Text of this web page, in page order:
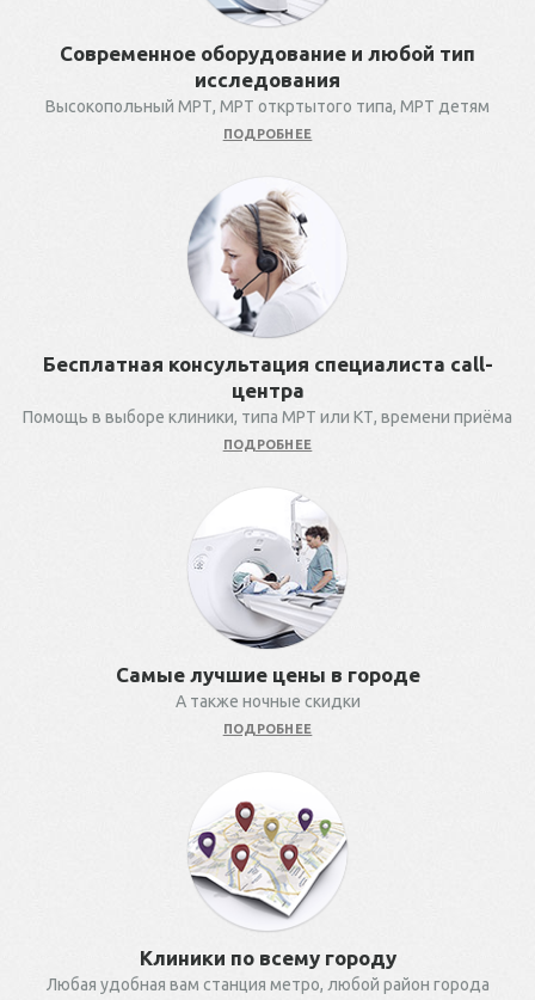
Современное оборудование и любой тип
исследования
Высокопольный МРТ, МРТ откртытого типа, МРТ детям
ПОДРОБНЕЕ
Бесплатная консультация специалиста call-
центра
Помощь в выборе клиники, типа МРТ или КТ, времени приёма
ПОДРОБНЕЕ
Самые лучшие цены в городе
А также ночные скидки
ПОДРОБНЕЕ
Клиники по всему городу
Любая удобная вам станция метро, любой район города